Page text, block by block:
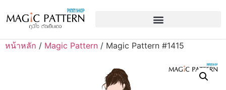
หน้าหลัก / Magic Pattern / Magic Pattern #1415